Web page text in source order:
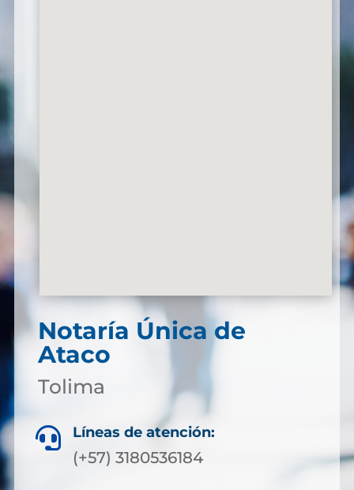
Notaría Única de
Ataco
Tolima
 Líneas de atención:
(+57) 3180536184